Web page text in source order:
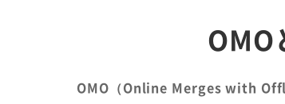
OMO
OMO（Online Merges with